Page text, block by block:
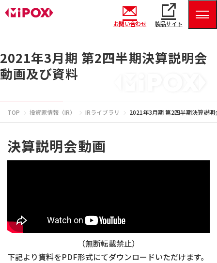
お問い合わせ 製品サイト
2021年3月期 第2四半期決算説明会
動画及び資料
TOP 投資家情報（IR） IRライブラリ 2021年3月期 第2四半期決算説
決算説明会動画
（無断転載禁止）
下記より資料をPDF形式にてダウンロードいただけます。